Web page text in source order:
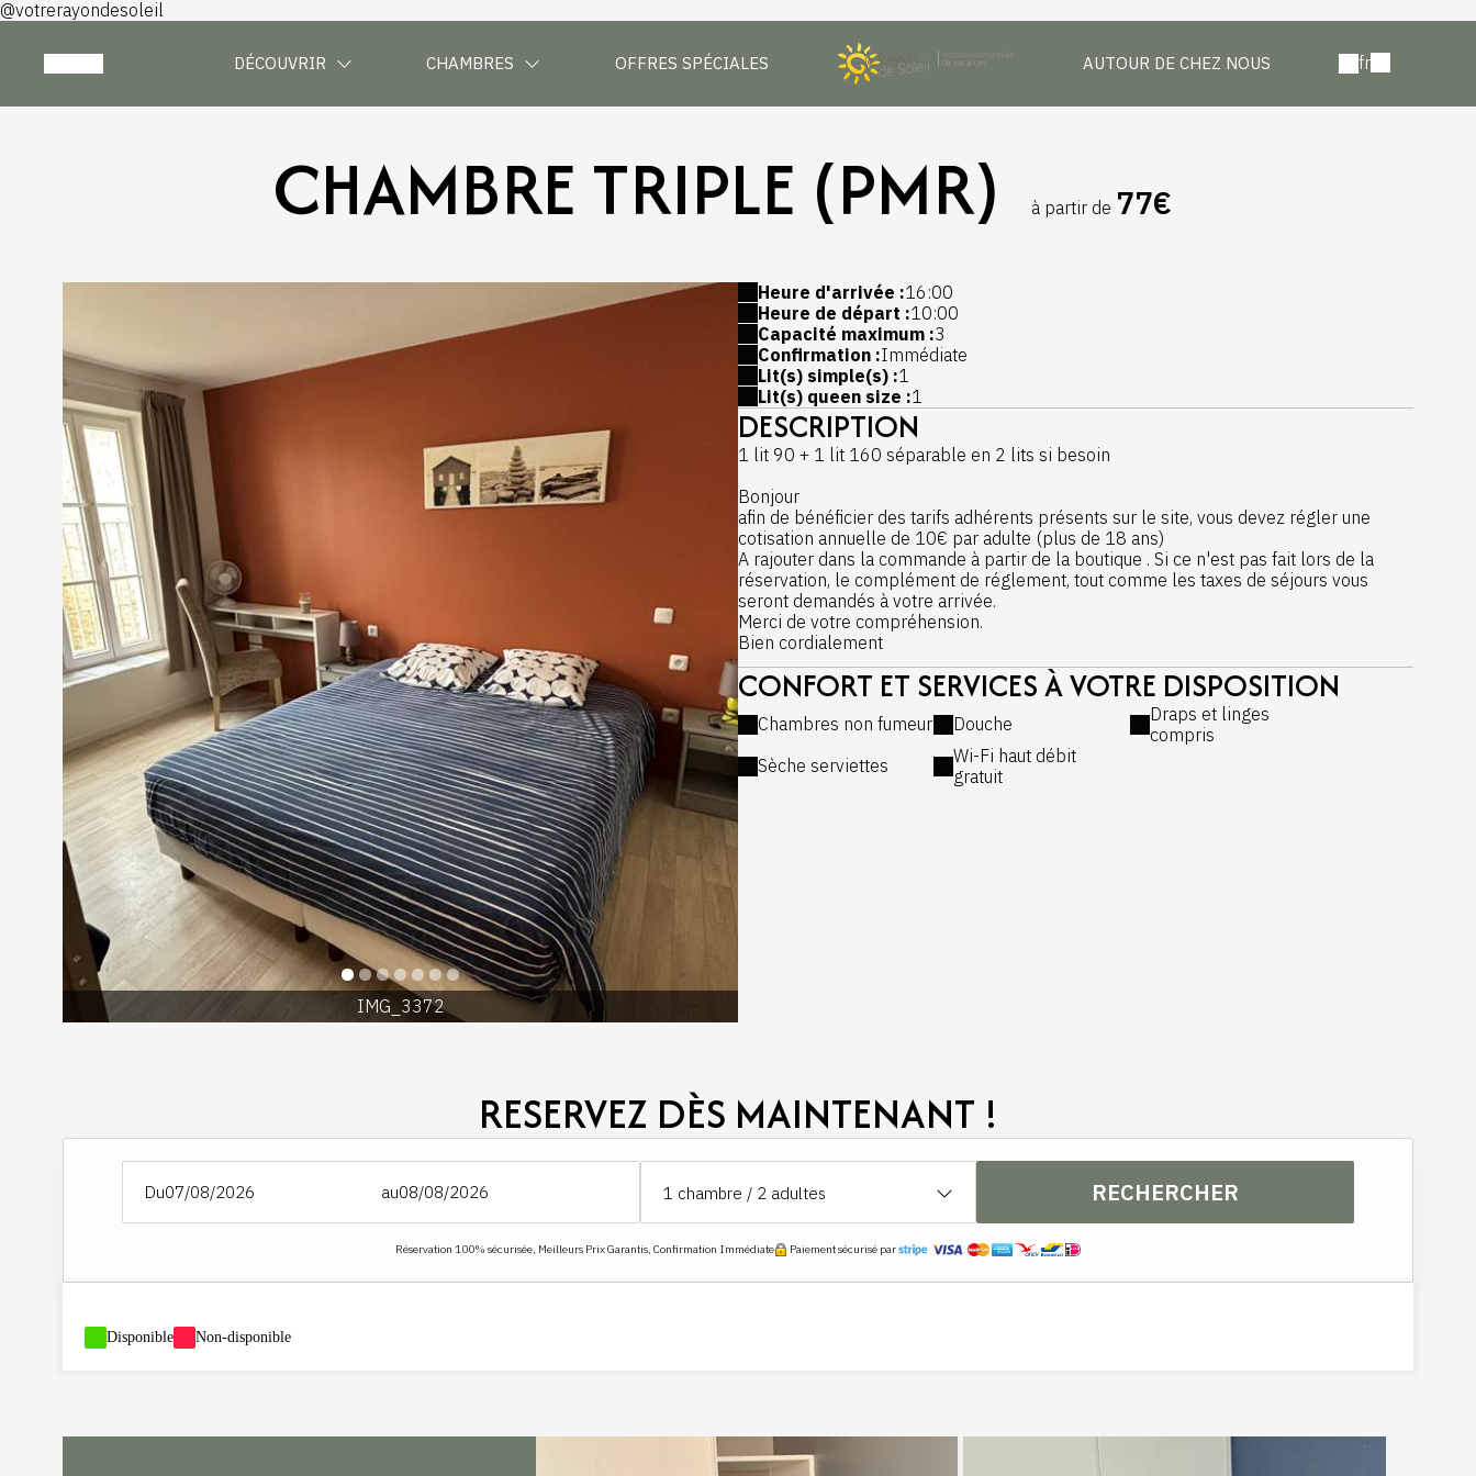
@votrerayondesoleil
DÉCOUVRIR CHAMBRES OFFRES SPÉCIALES AUTOUR DE CHEZ NOUS fr
CHAMBRE TRIPLE (PMR) à partir de 77€
IMG_3372
Heure d'arrivée :16:00
Heure de départ :10:00
Capacité maximum :3
Confirmation :Immédiate
Lit(s) simple(s) :1
Lit(s) queen size :1
DESCRIPTION
1 lit 90 + 1 lit 160 séparable en 2 lits si besoin
Bonjour
afin de bénéficier des tarifs adhérents présents sur le site, vous devez régler une
cotisation annuelle de 10€ par adulte (plus de 18 ans)
A rajouter dans la commande à partir de la boutique . Si ce n'est pas fait lors de la
réservation, le complément de réglement, tout comme les taxes de séjours vous
seront demandés à votre arrivée.
Merci de votre compréhension.
Bien cordialement
CONFORT ET SERVICES À VOTRE DISPOSITION
Chambres non fumeur Douche
Draps et linges
compris
Sèche serviettes
Wi-Fi haut débit
gratuit
RESERVEZ DÈS MAINTENANT !
Du au 1 chambre / 2 adultes RECHERCHER
Réservation 100% sécurisée, Meilleurs Prix Garantis, Confirmation Immédiate Paiement sécurisé par
Disponible Non-disponible